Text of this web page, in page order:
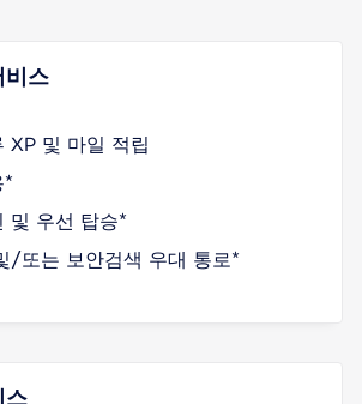
비스
XP 및 마일 적립
*
및 우선 탑승*
/또는 보안검색 우대 통로*
스